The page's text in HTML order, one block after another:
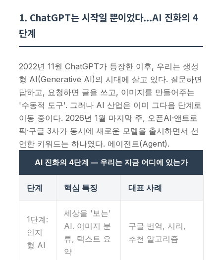
1. ChatGPT는 시작일 뿐이었다...AI 진화의 4
단계
2022년 11월 ChatGPT가 등장한 이후, 우리는 생성
형 AI(Generative AI)의 시대에 살고 있다. 질문하면
답하고, 요청하면 글을 쓰고, 이미지를 만들어주는
'수동적 도구'. 그러나 AI 산업은 이미 그다음 단계로
이동 중이다. 2026년 1월 마지막 주, 오픈AI·앤트로
픽·구글 3사가 동시에 새로운 모델을 출시하면서 선
언한 키워드는 하나였다. 에이전트(Agent).
AI 진화의 4단계 — 우리는 지금 어디에 있는가
단계 핵심 특징 대표 사례
1단계:
인지
형 AI
세상을 '보는'
AI. 이미지 분
류, 텍스트 요
약
구글 번역, 시리,
추천 알고리즘